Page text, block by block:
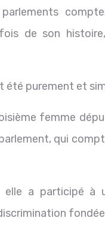
de son
été purement et
femme
qui
a participé à
fondée